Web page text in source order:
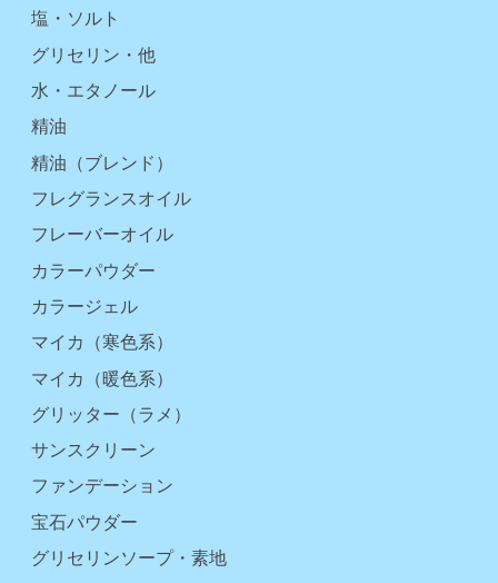
塩・ソルト
グリセリン・他
水・エタノール
精油
精油（ブレンド）
フレグランスオイル
フレーバーオイル
カラーパウダー
カラージェル
マイカ（寒色系）
マイカ（暖色系）
グリッター（ラメ）
サンスクリーン
ファンデーション
宝石パウダー
グリセリンソープ・素地